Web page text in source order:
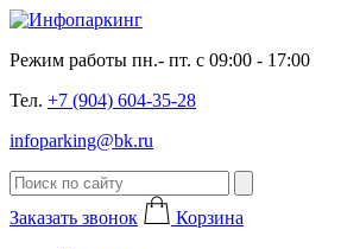
Режим работы пн.- пт. с 09:00 - 17:00
Тел. +7 (904) 604-35-28
infoparking@bk.ru
Заказать звонок Корзина